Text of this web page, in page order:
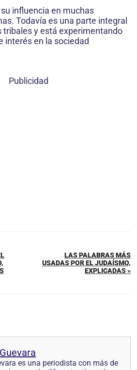
influencia en muchas
Todavía es una parte integral
tribales y está experimentando
interés en la sociedad
Publicidad
LAS PALABRAS MÁS
USADAS POR EL JUDAÍSMO,
EXPLICADAS »
es una periodista con más de